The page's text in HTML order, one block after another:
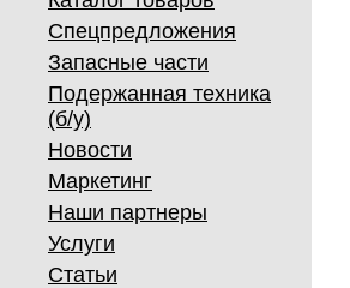
Спецпредложения
Запасные части
Подержанная техника
(б/у)
Новости
Маркетинг
Наши партнеры
Услуги
Статьи